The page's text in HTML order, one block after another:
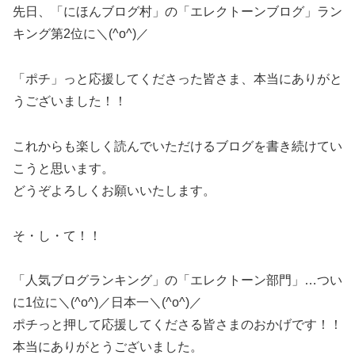
先日、「にほんブログ村」の「エレクトーンブログ」ラン
キング第2位に＼(^o^)／
「ポチ」っと応援してくださった皆さま、本当にありがと
うございました！！
これからも楽しく読んでいただけるブログを書き続けてい
こうと思います。
どうぞよろしくお願いいたします。
そ・し・て！！
「人気ブログランキング」の「エレクトーン部門」…つい
に1位に＼(^o^)／日本一＼(^o^)／
ポチっと押して応援してくださる皆さまのおかげです！！
本当にありがとうございました。